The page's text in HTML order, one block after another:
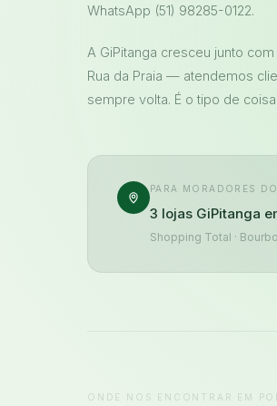
WhatsApp (51) 98285-0122.
A GiPitanga cresceu junto
Rua da Praia — atendemos
sempre volta. É o tipo de
PARA MORADORES
3 lojas GiPitanga
Shopping Total ·
ONDE NOS ENCONTRAR EM